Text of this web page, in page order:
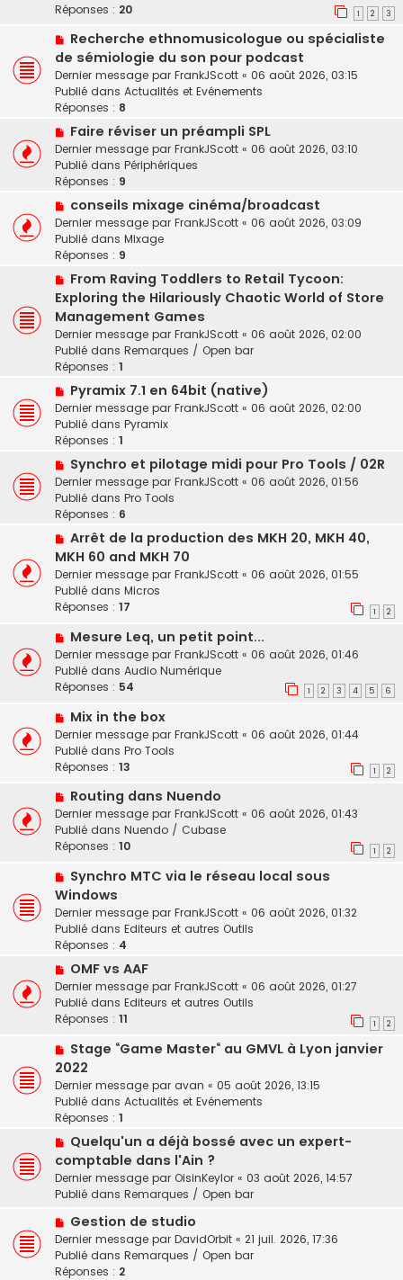
g
m
s
s
a
g
e
v
a
u
m
e
s
s
a
g
e
Réponses : 20 1 2 3
N
o
u
v
e
a
u
m
e
s
g
e
Recherche ethnomusicologue ou spécialiste
de sémiologie du son pour podcast
Dernier message par FrankJScott « 06 août 2026, 03:15
Publié dans Actualités et Evénements
Réponses : 8
N
o
u
v
a
u
m
e
s
s
a
g
e
Faire réviser un préampli SPL
Dernier message par FrankJScott « 06 août 2026, 03:10
Publié dans Périphériques
Réponses : 9
N
o
u
v
a
u
m
e
s
s
g
e
conseils mixage cinéma/broadcast
Dernier message par FrankJScott « 06 août 2026, 03:09
Publié dans Mixage
Réponses : 9
N
o
u
v
e
a
u
m
e
s
s
g
e
From Raving Toddlers to Retail Tycoon:
Exploring the Hilariously Chaotic World of Store
Management Games
Dernier message par FrankJScott « 06 août 2026, 02:00
Publié dans Remarques / Open bar
Réponses : 1
N
o
u
v
a
u
m
e
s
g
e
Pyramix 7.1 en 64bit (native)
Dernier message par FrankJScott « 06 août 2026, 02:00
Publié dans Pyramix
Réponses : 1
N
o
u
v
a
u
m
e
s
a
g
e
Synchro et pilotage midi pour Pro Tools / 02R
Dernier message par FrankJScott « 06 août 2026, 01:56
Publié dans Pro Tools
Réponses : 6
N
o
u
v
e
a
u
m
e
s
s
a
g
e
Arrêt de la production des MKH 20, MKH 40,
MKH 60 and MKH 70
Dernier message par FrankJScott « 06 août 2026, 01:55
Publié dans Micros
Réponses : 17 1 2
N
o
u
v
a
u
m
e
s
a
g
e
Mesure Leq, un petit point...
Dernier message par FrankJScott « 06 août 2026, 01:46
Publié dans Audio Numérique
Réponses : 54 1 2 3 4 5 6
N
o
u
v
a
u
m
e
s
a
g
e
Mix in the box
Dernier message par FrankJScott « 06 août 2026, 01:44
Publié dans Pro Tools
Réponses : 13 1 2
N
o
u
v
a
u
m
e
s
s
a
g
e
Routing dans Nuendo
Dernier message par FrankJScott « 06 août 2026, 01:43
Publié dans Nuendo / Cubase
Réponses : 10 1 2
N
o
v
e
a
u
m
e
s
a
g
e
Synchro MTC via le réseau local sous
Windows
Dernier message par FrankJScott « 06 août 2026, 01:32
Publié dans Editeurs et autres Outils
Réponses : 4
N
o
u
v
a
u
m
e
s
s
a
g
e
OMF vs AAF
Dernier message par FrankJScott « 06 août 2026, 01:27
Publié dans Editeurs et autres Outils
Réponses : 11 1 2
N
o
v
e
a
u
m
e
s
a
g
e
Stage “Game Master“ au GMVL à Lyon janvier
2022
Dernier message par avan « 05 août 2026, 13:15
Publié dans Actualités et Evénements
Réponses : 1
N
o
v
a
u
m
e
Quelqu'un a déjà bossé avec un expert-
comptable dans l'Ain ?
Dernier message par OisinKeylor « 03 août 2026, 14:57
Publié dans Remarques / Open bar
N
o
u
v
Gestion de studio
Dernier message par DavidOrbit « 21 juil. 2026, 17:36
Publié dans Remarques / Open bar
Réponses : 2